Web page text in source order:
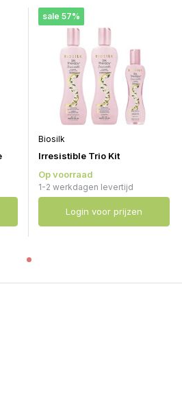
sale 57%
Biosilk
Irresistible Trio Kit
Op voorraad
1-2 werkdagen levertijd
Login voor prijzen